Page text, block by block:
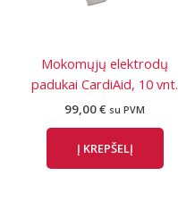
Mokomųjų elektrodų
padukai CardiAid, 10 vnt.
99,00€ su PVM
Į KREPŠELĮ